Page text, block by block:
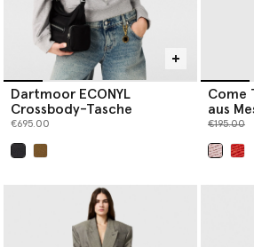
Dartmoor ECONYL
Crossbody-Tasche
€695.00
Come
aus
Preis
€195.00